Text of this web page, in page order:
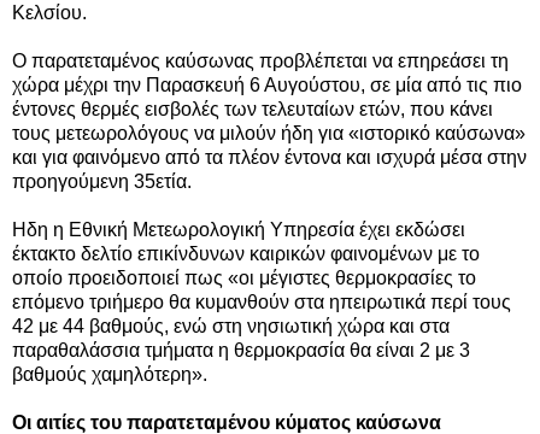
Κελσίου.
Ο παρατεταμένος καύσωνας προβλέπεται να επηρεάσει τη
χώρα μέχρι την Παρασκευή 6 Αυγούστου, σε μία από τις πιο
έντονες θερμές εισβολές των τελευταίων ετών, που κάνει
τους μετεωρολόγους να μιλούν ήδη για «ιστορικό καύσωνα»
και για φαινόμενο από τα πλέον έντονα και ισχυρά μέσα στην
προηγούμενη 35ετία.
Ηδη η Εθνική Μετεωρολογική Υπηρεσία έχει εκδώσει
έκτακτο δελτίο επικίνδυνων καιρικών φαινομένων με το
οποίο προειδοποιεί πως «οι μέγιστες θερμοκρασίες το
επόμενο τριήμερο θα κυμανθούν στα ηπειρωτικά περί τους
42 με 44 βαθμούς, ενώ στη νησιωτική χώρα και στα
παραθαλάσσια τμήματα η θερμοκρασία θα είναι 2 με 3
βαθμούς χαμηλότερη».
Οι αιτίες του παρατεταμένου κύματος καύσωνα